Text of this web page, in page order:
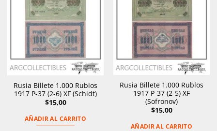
Rusia Billete 1.000 Rublos
1917 P-37 (2-6) XF (Schidt)
$15,00
AÑADIR AL CARRITO
Rusia Billete 1.000 Rublos
1917 P-37 (2-5) XF
(Sofronov)
$15,00
AÑADIR AL CARRITO